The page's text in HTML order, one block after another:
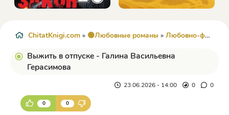
ChitatKnigi.com » 🟢Любовные романы » Любовно-фантастические романы
Выжить в отпуске - Галина Васильевна
Герасимова
23.06.2026 - 14:00 0 0
0 0